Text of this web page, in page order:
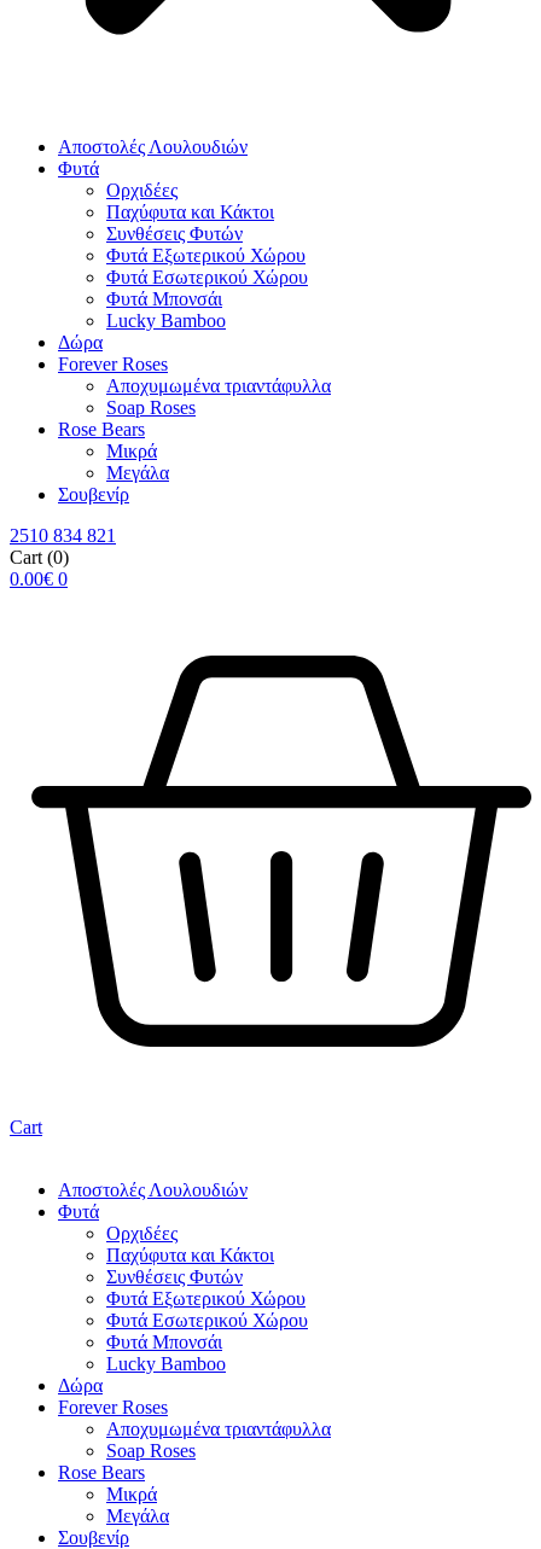
Αποστολές Λουλουδιών
Φυτά
Ορχιδέες
Παχύφυτα και Κάκτοι
Συνθέσεις Φυτών
Φυτά Εξωτερικού Χώρου
Φυτά Εσωτερικού Χώρου
Φυτά Μπονσάι
Lucky Bamboo
Δώρα
Forever Roses
Αποχυμωμένα τριαντάφυλλα
Soap Roses
Rose Βears
Μικρά
Μεγάλα
Σουβενίρ
2510 834 821
Cart (0)
0.00€ 0
Cart
Αποστολές Λουλουδιών
Φυτά
Ορχιδέες
Παχύφυτα και Κάκτοι
Συνθέσεις Φυτών
Φυτά Εξωτερικού Χώρου
Φυτά Εσωτερικού Χώρου
Φυτά Μπονσάι
Lucky Bamboo
Δώρα
Forever Roses
Αποχυμωμένα τριαντάφυλλα
Soap Roses
Rose Βears
Μικρά
Μεγάλα
Σουβενίρ